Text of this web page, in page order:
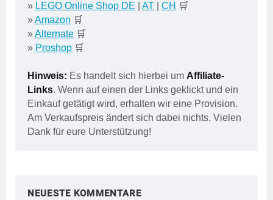
» LEGO Online Shop DE AT CH 🛒
»Amazon 🛒
»Alternate 🛒
» Proshop 🛒
Hinweis: Es handelt sich hierbei um Affiliate-
Links. Wenn auf einen der Links geklickt und ein
Einkauf getätigt wird, erhalten wir eine Provision.
Am Verkaufspreis ändert sich dabei nichts. Vielen
Dank für eure Unterstützung!
NEUESTE KOMMENTARE